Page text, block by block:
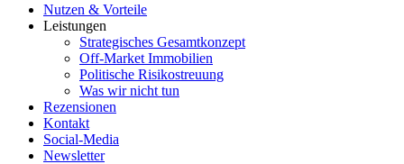
Nutzen & Vorteile
Leistungen
Strategisches Gesamtkonzept
Off-Market Immobilien
Politische Risikostreuung
Was wir nicht tun
Rezensionen
Kontakt
Social-Media
Newsletter